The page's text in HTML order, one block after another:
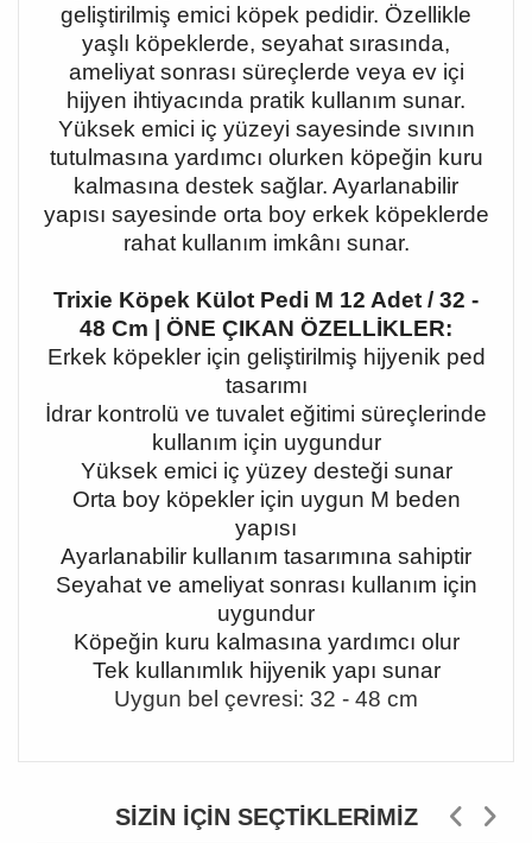
geliştirilmiş emici köpek pedidir. Özellikle
yaşlı köpeklerde, seyahat sırasında,
ameliyat sonrası süreçlerde veya ev içi
hijyen ihtiyacında pratik kullanım sunar.
Yüksek emici iç yüzeyi sayesinde sıvının
tutulmasına yardımcı olurken köpeğin kuru
kalmasına destek sağlar. Ayarlanabilir
yapısı sayesinde orta boy erkek köpeklerde
rahat kullanım imkânı sunar.
Trixie Köpek Külot Pedi M 12 Adet / 32 -
48 Cm | ÖNE ÇIKAN ÖZELLİKLER:
Erkek köpekler için geliştirilmiş hijyenik ped
tasarımı
İdrar kontrolü ve tuvalet eğitimi süreçlerinde
kullanım için uygundur
Yüksek emici iç yüzey desteği sunar
Orta boy köpekler için uygun M beden
yapısı
Ayarlanabilir kullanım tasarımına sahiptir
Seyahat ve ameliyat sonrası kullanım için
uygundur
Köpeğin kuru kalmasına yardımcı olur
Tek kullanımlık hijyenik yapı sunar
Uygun bel çevresi: 32 - 48 cm
SIZIN İÇIN SEÇTIKLERIMIZ